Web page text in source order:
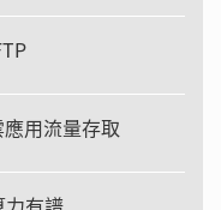
用流量存取